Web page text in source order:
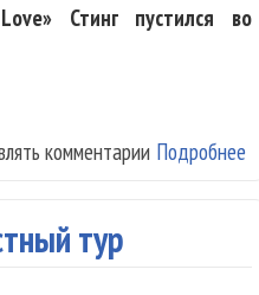
Стинг пустился во
Подробнее
комментарии
тур